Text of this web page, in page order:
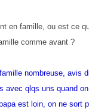
en famille, ou est ce
comme avant ?
nombreuse, avis
avec qlqs uns quand
est loin, on ne sort